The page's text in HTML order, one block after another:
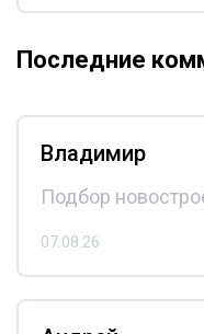
Последние
Владимир
Подбор
07.08.26